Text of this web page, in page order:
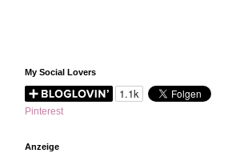
My Social Lovers
Pinterest
Anzeige